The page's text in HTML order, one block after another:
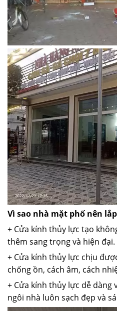
Vì sao nhà mặt phố nên
+ Cửa kính thủy lực tạo
thêm sang trọng và hiện đại.
+ Cửa kính thủy lực chịu
chống ồn, cách âm, cách
+ Cửa kính thủy lực dễ dàng
ngôi nhà luôn sạch đẹp và